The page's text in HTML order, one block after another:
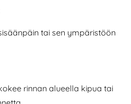
tai sen ympäristöön
rinnan alueella kipua tai